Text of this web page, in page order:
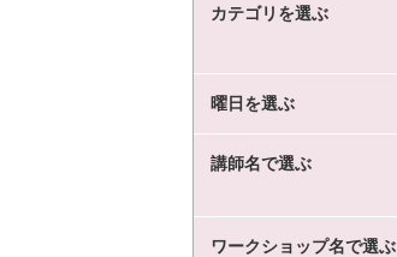
カテゴリを選ぶ
曜日を選ぶ
講師名で選ぶ
ワークショップ名で選ぶ